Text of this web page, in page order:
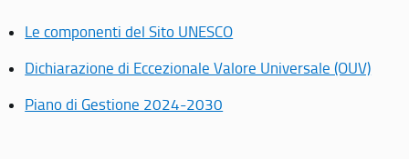
Le componenti del Sito UNESCO
Dichiarazione di Eccezionale Valore Universale (OUV)
Piano di Gestione 2024-2030